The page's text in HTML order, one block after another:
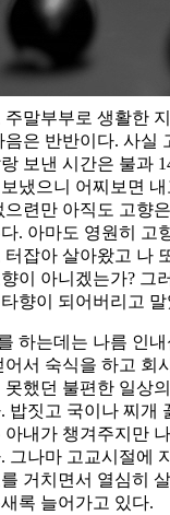
말부부로 생활한
은 반반이다. 사실
보낸 시간은 불과
냈으니 어찌보면
련만 아직도 고향
. 아마도 영원히 고
잡아 살아왔고 나
이 아니겠는가? 그
향이 되어버리고 말
하는데는 나름 인
서 숙식을 하고 회
했던 불편한 일상
밥짓고 국이나 찌개
내가 챙겨주지만
그나마 고교시절에
거치면서 열심히
록 늘어가고 있다.